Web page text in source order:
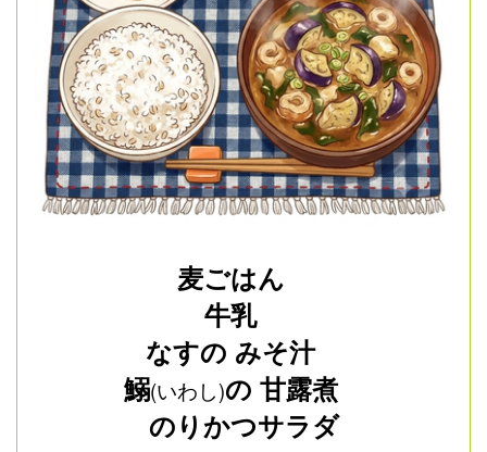
麦ごはん
牛乳
なすの みそ汁
鰯(いわし)の 甘露煮
のりかつサラダ